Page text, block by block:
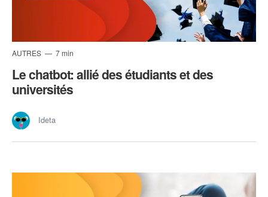
AUTRES 7 min
Le chatbot: allié des étudiants et des
universités
Ideta